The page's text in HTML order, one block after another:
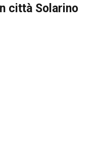
città Solarino